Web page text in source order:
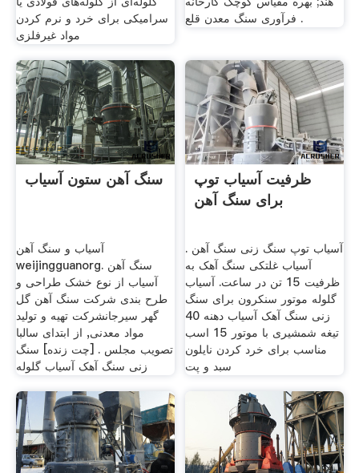
سرامیکی برای خرد و نرم کردن
مواد غیرفلزی
فرآوری سنگ معدن قلع .
سنگ آهن ستون آسیاب
آسیاب و سنگ آهن
weijingguanorg. سنگ آهن
آسیاب از نوع خشک طراحی و
طرح بندی شركت سنگ آهن گل
گهر سیرجانشرکت تهیه و تولید
مواد معدنی, از ابتدای سالبا
تصویب مجلس . [چت زنده] سنگ
زنی سنگ آهک آسیاب گلوله
ظرفیت آسیاب توپ
برای سنگ آهن
آسیاب توپ سنگ زنی سنگ آهن .
آسیاب غلتکی سنگ آهک به
ظرفیت 15 تن در ساعت. آسیاب
گلوله موتور سنکرون برای سنگ
زنی سنگ آهک آسیاب دهنه 40
تیغه شمشیری با موتور 15 اسب
مناسب برای خرد کردن نایلون
سبد و پت